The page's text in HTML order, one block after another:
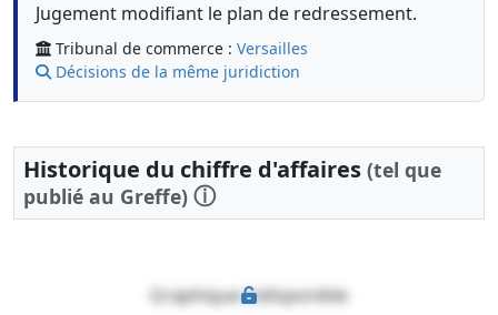
Jugement modifiant le plan de redressement.
Tribunal de commerce : Versailles
Décisions de la même juridiction
Historique du chiffre d'affaires (tel que
publié au Greffe) ⓘ
Graphique indisponible